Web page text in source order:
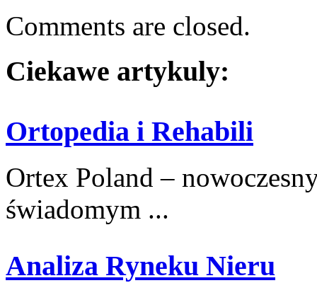
Comments are closed.
Ciekawe artykuly:
Ortopedia i Rehabili
Ortex Poland –
świadomym ...
Analiza Ryneku Nieru